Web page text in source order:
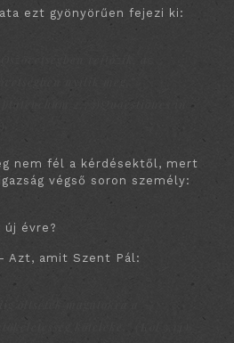
ezt gyönyörűen fejezi ki:
rejtőzik, az
nem fél a kérdésektől, mert
végső soron személy:
új évre?
Azt, amit Szent Pál: